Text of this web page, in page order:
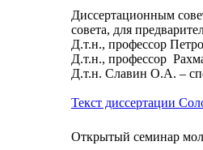
Диссертационным
совета, для
Д.т.н., профессор
Д.т.н., профессор
Д.т.н. Славин О.А. –
Текст диссертации
Открытый семинар